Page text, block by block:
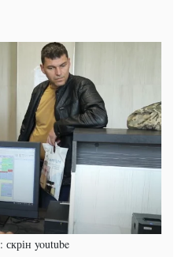
youtube